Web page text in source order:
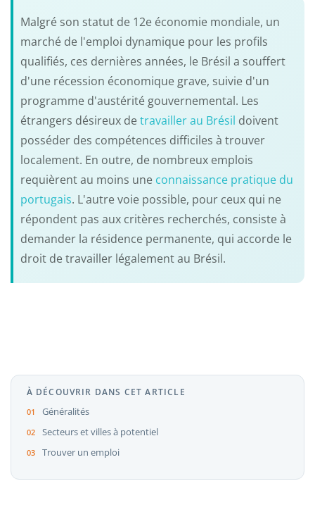
Malgré son statut de 12e économie mondiale, un
marché de l'emploi dynamique pour les profils
qualifiés, ces dernières années, le Brésil a souffert
d'une récession économique grave, suivie d'un
programme d'austérité gouvernemental. Les
étrangers désireux de travailler au Brésil doivent
posséder des compétences difficiles à trouver
localement. En outre, de nombreux emplois
requièrent au moins une connaissance pratique du
portugais. L'autre voie possible, pour ceux qui ne
répondent pas aux critères recherchés, consiste à
demander la résidence permanente, qui accorde le
droit de travailler légalement au Brésil.
À DÉCOUVRIR DANS CET ARTICLE
Généralités
Secteurs et villes à potentiel
Trouver un emploi